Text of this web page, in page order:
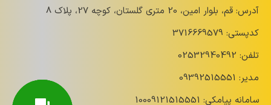
آدرس: قم، بلوار امین، 20 متری گلستان، کوچه 27، پلاک 8
کدپستی: 3716669579
تلفن: 02532940492
مدیر: 09392515551
سامانه پیامکی: 10009121515551